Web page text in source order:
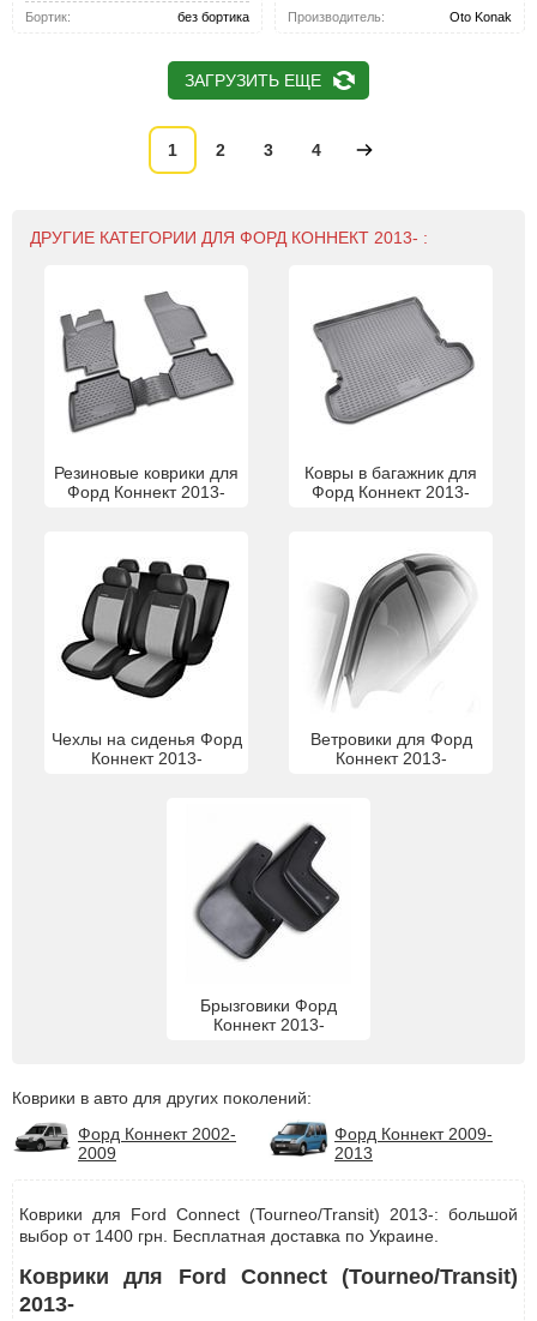
Бортик:
без бортика Производитель: Oto Konak
ЗАГРУЗИТЬ ЕЩЕ
1 2 3 4
ДРУГИЕ КАТЕГОРИИ ДЛЯ ФОРД КОННЕКТ 2013- :
Резиновые коврики для
Форд Коннект 2013-
Ковры в багажник для
Форд Коннект 2013-
Чехлы на сиденья Форд
Коннект 2013-
Ветровики для Форд
Коннект 2013-
Брызговики Форд
Коннект 2013-
Коврики в авто для других поколений:
Форд Коннект 2002-
2009
Форд Коннект 2009-
2013
Коврики для Ford Connect (Tourneo/Transit) 2013-: большой
выбор от 1400 грн. Бесплатная доставка по Украине.
Коврики для Ford Connect (Tourneo/Transit)
2013-